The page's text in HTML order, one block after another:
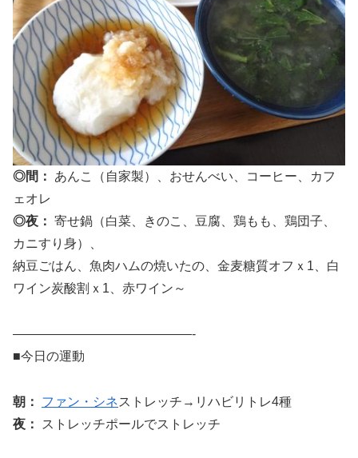
◎間：
あんこ（自家製）、おせんべい、コーヒー、カフ
ェオレ
◎夜： 寄せ鍋（白菜、きのこ、豆腐、鶏もも、鶏団子、
カニすり身）、
納豆ごはん、魚肉ハムの焼いたの、金麦糖質オフｘ1、白
ワイン炭酸割ｘ1、赤ワイン～
——————————————-
■今日の運動
朝： ファン・シネストレッチ→リハビリトレ4種
夜：
ストレッチポールでストレッチ